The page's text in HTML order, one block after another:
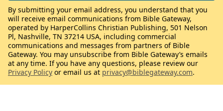
By submitting your email address, you understand that you
will receive email communications from Bible Gateway,
operated by HarperCollins Christian Publishing, 501 Nelson
Pl, Nashville, TN 37214 USA, including commercial
communications and messages from partners of Bible
Gateway. You may unsubscribe from Bible Gateway’s emails
at any time. If you have any questions, please review our
Privacy Policy or email us at privacy@biblegateway.com.